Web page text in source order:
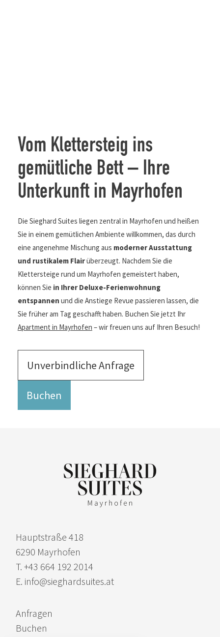
Vom Klettersteig ins
gemütliche Bett – Ihre
Unterkunft in Mayrhofen
Die Sieghard Suites liegen zentral in Mayrhofen und heißen
Sie in einem gemütlichen Ambiente willkommen, das durch
eine angenehme Mischung aus moderner Ausstattung
und rustikalem Flairüberzeugt. Nachdem Sie die
Klettersteige rund um Mayrhofen gemeistert haben,
können Sie in Ihrer Deluxe-Ferienwohnung
entspannen und die Anstiege Revue passieren lassen, die
Sie früher am Tag geschafft haben. Buchen Sie jetzt Ihr
Apartment in Mayrhofen – wir freuen uns auf Ihren Besuch!
Unverbindliche Anfrage
Buchen
Hauptstraße 418
6290 Mayrhofen
T. +43 664 192 2014
E. info@sieghardsuites.at
Anfragen
Buchen